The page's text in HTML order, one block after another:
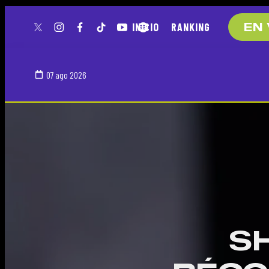
twitterinstagramfacebooktiktokyoutubespotify
INICIO RANKING EN
07 ago 2026